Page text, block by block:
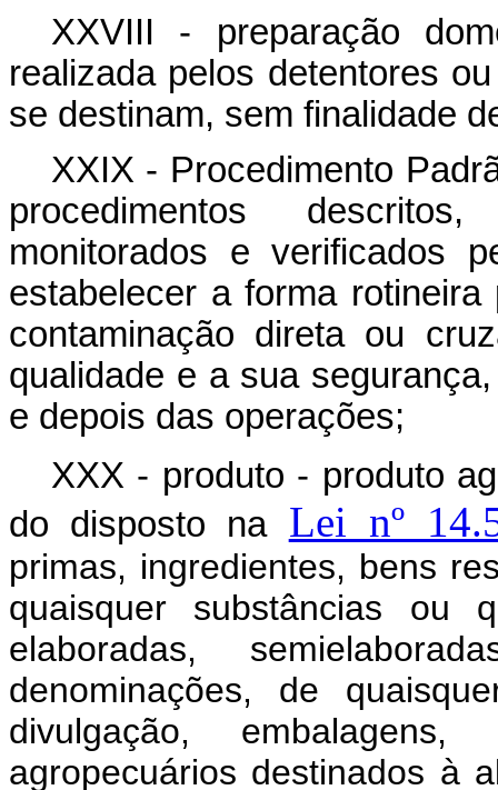
XXVIII - preparação
realizada pelos detentores
se destinam, sem finalidade
XXIX - Procedimento
procedimentos
monitorados e verificados
estabelecer a forma
contaminação direta ou
qualidade e a sua
e depois das operações;
XXX - produto - produto
do disposto na Lei nº
primas, ingredientes, bens
quaisquer substâncias ou
elaboradas,
denominações, de
divulgação,
agropecuários destinados à